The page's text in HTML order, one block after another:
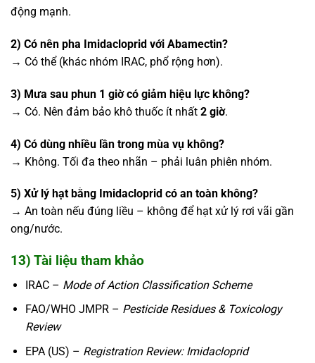
động mạnh.
2) Có nên pha Imidacloprid với Abamectin?
→ Có thể (khác nhóm IRAC, phổ rộng hơn).
3) Mưa sau phun 1 giờ có giảm hiệu lực không?
→ Có. Nên đảm bảo khô thuốc ít nhất 2 giờ.
4) Có dùng nhiều lần trong mùa vụ không?
→ Không. Tối đa theo nhãn – phải luân phiên nhóm.
5) Xử lý hạt bằng Imidacloprid có an toàn không?
→ An toàn nếu đúng liều – không để hạt xử lý rơi vãi gần
ong/nước.
13) Tài liệu tham khảo
IRAC – Mode of Action Classification Scheme
FAO/WHO JMPR – Pesticide Residues & Toxicology
Review
EPA (US) – Registration Review: Imidacloprid